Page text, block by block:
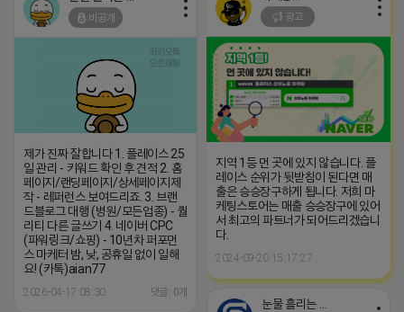
비공개
제가 진짜 잘합니다 1. 플레이스 25
일 관리 - 키워드 확인 후 견적 2. 홈
페이지/랜딩페이지/상세페이지제
작 - 레퍼런스 보여드리죠. 3. 브랜
드블로그 대행­ (병원/모든업종) - 퀄
리티 다른 글쓰기 4. 네이버 CPC
(파워링크/쇼핑) - 10년차 퍼포먼
스 마케터 밤, 낮, 공휴일 없이 일해
요! (카톡)aian77
2026-04-17 08:30 댓글: 0개
광고
지역 1등 먼 곳에 있지 않습니다. 플
레이스 순위가 뒷받침이 된다면 매
출은 승승장구하게 됩니다. 저희 마
케팅스토어는 매출 승승장구에 있어
서 최고의 파트너가 되어드리겠습니
다.
2024-09-20 15:17:27